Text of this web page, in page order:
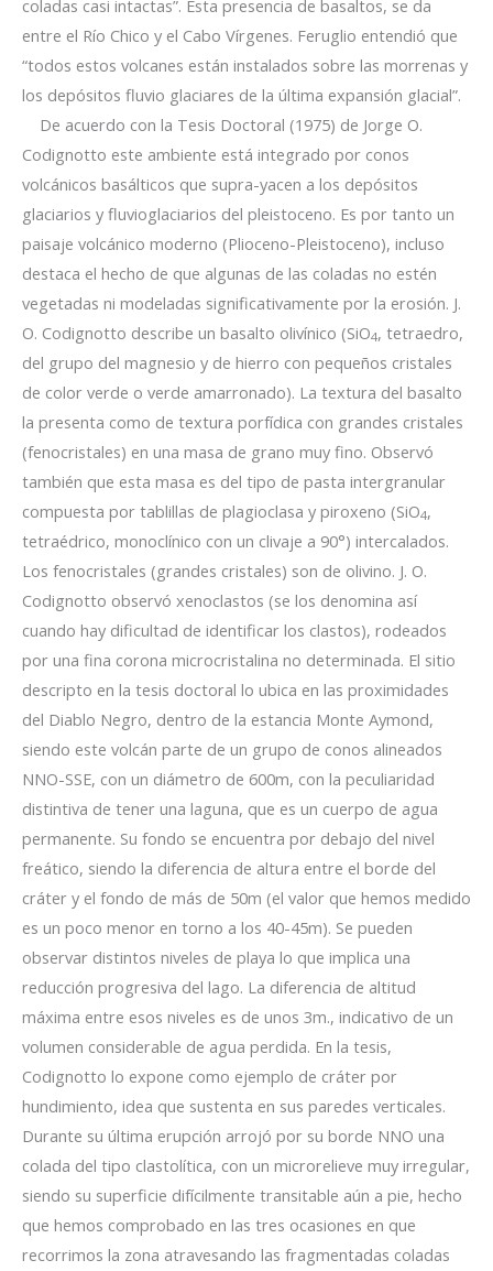
coladas casi intactas”. Esta presencia de basaltos, se da
entre el Río Chico y el Cabo Vírgenes. Feruglio entendió que
“todos estos volcanes están instalados sobre las morrenas y
los depósitos fluvio glaciares de la última expansión glacial”.
De acuerdo con la Tesis Doctoral (1975) de Jorge O.
Codignotto este ambiente está integrado por conos
volcánicos basálticos que supra-yacen a los depósitos
glaciarios y fluvioglaciarios del pleistoceno. Es por tanto un
paisaje volcánico moderno (Plioceno-Pleistoceno), incluso
destaca el hecho de que algunas de las coladas no estén
vegetadas ni modeladas significativamente por la erosión. J.
O. Codignotto describe un basalto olivínico (SiO4, tetraedro,
del grupo del magnesio y de hierro con pequeños cristales
de color verde o verde amarronado). La textura del basalto
la presenta como de textura porfídica con grandes cristales
(fenocristales) en una masa de grano muy fino. Observó
también que esta masa es del tipo de pasta intergranular
compuesta por tablillas de plagioclasa y piroxeno (SiO4,
tetraédrico, monoclínico con un clivaje a 90°) intercalados.
Los fenocristales (grandes cristales) son de olivino. J. O.
Codignotto observó xenoclastos (se los denomina así
cuando hay dificultad de identificar los clastos), rodeados
por una fina corona microcristalina no determinada. El sitio
descripto en la tesis doctoral lo ubica en las proximidades
del Diablo Negro, dentro de la estancia Monte Aymond,
siendo este volcán parte de un grupo de conos alineados
NNO-SSE, con un diámetro de 600m, con la peculiaridad
distintiva de tener una laguna, que es un cuerpo de agua
permanente. Su fondo se encuentra por debajo del nivel
freático, siendo la diferencia de altura entre el borde del
cráter y el fondo de más de 50m (el valor que hemos medido
es un poco menor en torno a los 40-45m). Se pueden
observar distintos niveles de playa lo que implica una
reducción progresiva del lago. La diferencia de altitud
máxima entre esos niveles es de unos 3m., indicativo de un
volumen considerable de agua perdida. En la tesis,
Codignotto lo expone como ejemplo de cráter por
hundimiento, idea que sustenta en sus paredes verticales.
Durante su última erupción arrojó por su borde NNO una
colada del tipo clastolítica, con un microrelieve muy irregular,
siendo su superficie difícilmente transitable aún a pie, hecho
que hemos comprobado en las tres ocasiones en que
recorrimos la zona atravesando las fragmentadas coladas